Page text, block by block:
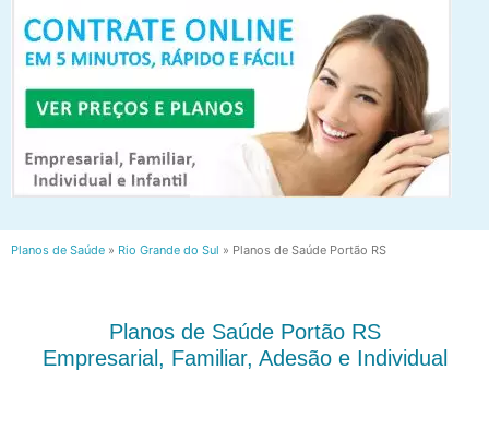
Planos de Saúde » Rio Grande do Sul » Planos de Saúde Portão RS
Planos de Saúde Portão RS
Empresarial, Familiar, Adesão e Individual